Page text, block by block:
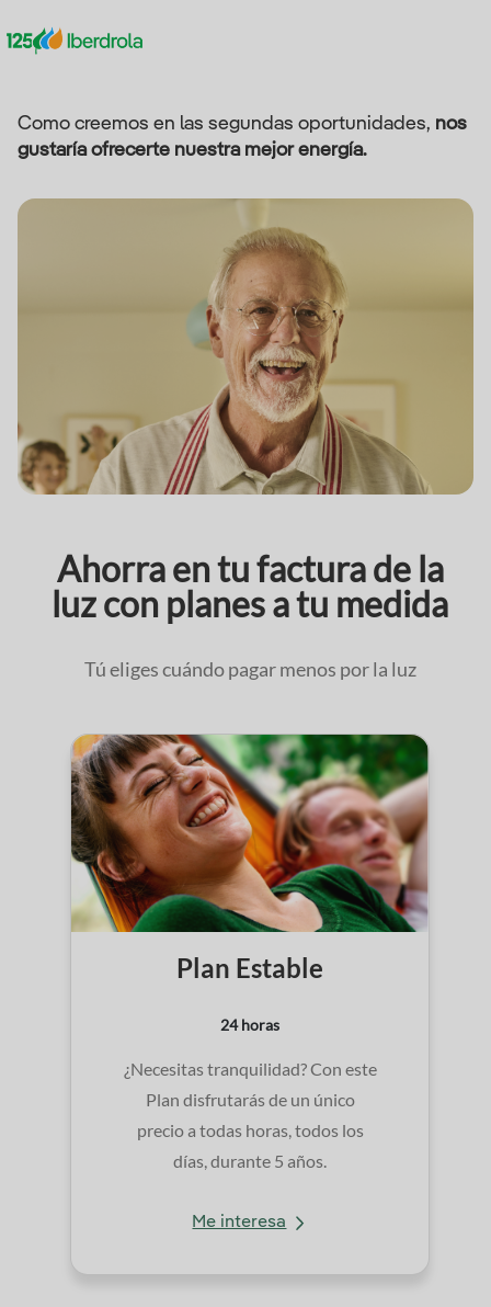
Como creemos en las segundas oportunidades, nos
gustaría ofrecerte nuestra mejor energía.
Ahorra en tu factura de la
luz con planes a tu medida
Tú eliges cuándo pagar menos por la luz
Plan Estable
24 horas
¿Necesitas tranquilidad? Con este
Plan disfrutarás de un único
precio a todas horas, todos los
días, durante 5 años.
Me interesa